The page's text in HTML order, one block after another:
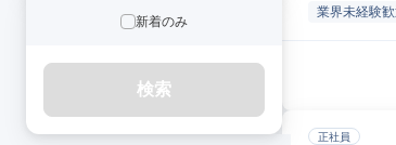
新着のみ
検索
業界未経験
正社員